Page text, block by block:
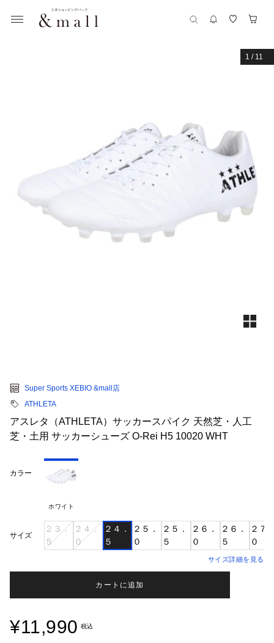
1 / 11
Super Sports XEBIO &mall店
ATHLETA
アスレタ（ATHLETA）サッカースパイク 天然芝・人工
芝・土用 サッカーシューズ O-Rei H5 10020 WHT
カラー
ホワイト
サイズ
２３．
５
２４．
０
２４．
５
２５．
０
２５．
５
２６．
０
２６．
５
２７
０
サイズ詳細を見る
カートに追加
¥11,990 税込